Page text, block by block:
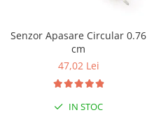
Senzor Apasare Circular 0.76
cm
47,02 Lei
IN STOC